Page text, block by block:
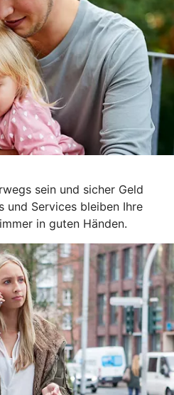
sein und sicher Geld
und Services bleiben Ihre
in guten Händen.